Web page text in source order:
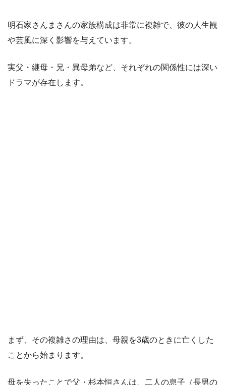
明石家さんまさんの家族構成は非常に複雑で、彼の人生観
や芸風に深く影響を与えています。
実父・継母・兄・異母弟など、それぞれの関係性には深い
ドラマが存在します。
まず、その複雑さの理由は、母親を3歳のときに亡くした
ことから始まります。
母を失ったことで父・杉本恒さんは、二人の息子（長男の